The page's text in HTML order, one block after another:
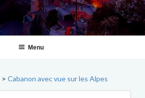
Menu
> Cabanon avec vue sur les Alpes